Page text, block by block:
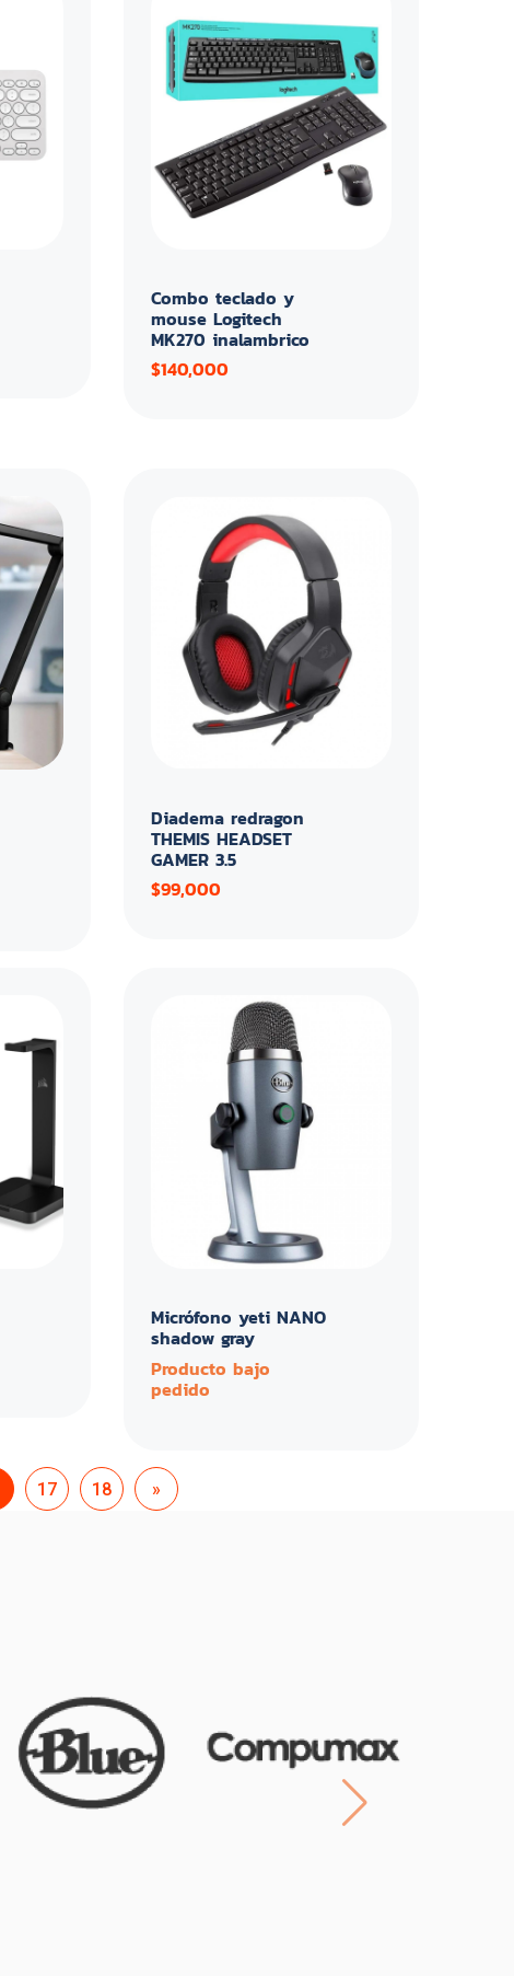
Combo teclado y
mouse Logitech
MK270 inalambrico
$140,000
Diadema redragon
THEMIS HEADSET
GAMER 3.5
$99,000
Micrófono yeti NANO
shadow gray
Producto bajo
pedido
17 18 »